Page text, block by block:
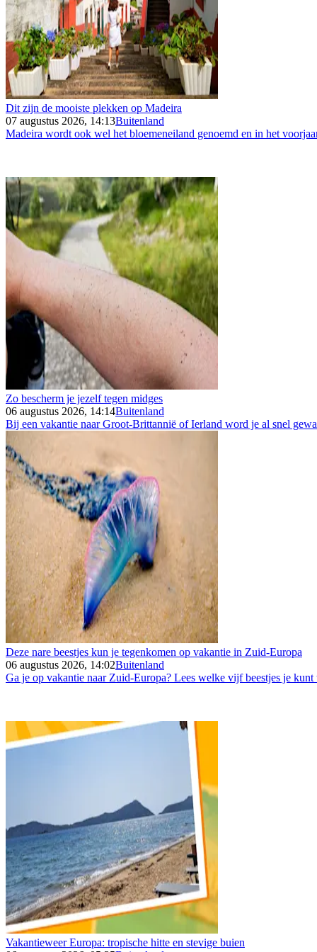
Dit zijn de mooiste plekken op Madeira
07 augustus 2026, 14:13Buitenland
Madeira wordt ook wel het bloemeneiland genoemd en in het
Zo bescherm je jezelf tegen midges
06 augustus 2026, 14:14Buitenland
Bij een vakantie naar Groot-Brittannië of Ierland word je al snel
Deze nare beestjes kun je tegenkomen op vakantie in Zuid-Europa
06 augustus 2026, 14:02Buitenland
Ga je op vakantie naar Zuid-Europa? Lees welke vijf beestjes je kunt
Vakantieweer Europa: tropische hitte en stevige buien